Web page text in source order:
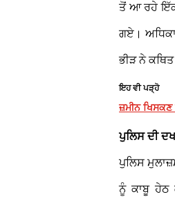
ਤੋਂ ਆ ਰਹੇ ਇੱਕ
ਗਏ।
ਭੀੜ ਨੇ
ਇਹ ਵੀ ਪੜ੍ਹੋ
ਜ਼ਮੀਨ
ਪੁਲਿਸ ਦੀ
ਪੁਲਿਸ
ਨੂੰ ਕਾਬੂ ਹੇਠ